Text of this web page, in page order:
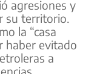
agresiones y
su territorio.
la “casa
haber evitado
a